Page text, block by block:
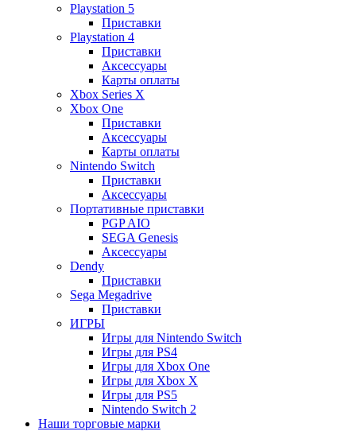
Playstation 5
Приставки
Playstation 4
Приставки
Аксессуары
Карты оплаты
Xbox Series X
Xbox One
Приставки
Аксессуары
Карты оплаты
Nintendo Switch
Приставки
Аксессуары
Портативные приставки
PGP AIO
SEGA Genesis
Аксессуары
Dendy
Приставки
Sega Megadrive
Приставки
ИГРЫ
Игры для Nintendo Switch
Игры для PS4
Игры для Xbox One
Игры для Xbox X
Игры для PS5
Nintendo Switch 2
Наши торговые марки